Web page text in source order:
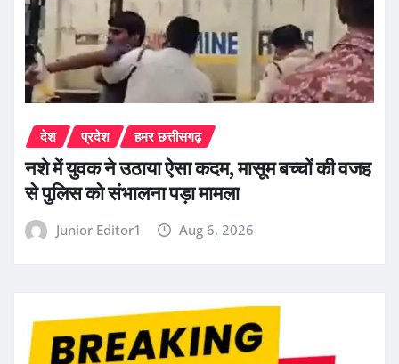
देश प्रदेश हमर छत्तीसगढ़
नशे में युवक ने उठाया ऐसा कदम, मासूम बच्चों की वजह
से पुलिस को संभालना पड़ा मामला
Junior Editor1 Aug 6, 2026